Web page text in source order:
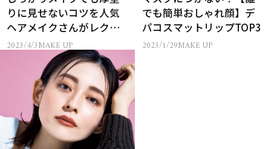
りに見せないコツを人気
ヘアメイクさんがレクチ
ャー
2023/4/3MAKE UP
でも簡単おしゃれ顔】デ
パコスマットリップTOP3
2023/1/29MAKE UP